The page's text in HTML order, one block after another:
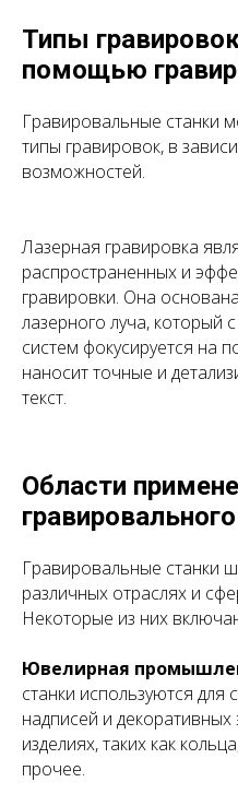
Типы
помощью
Гравировальные станки
типы гравировок, в
возможностей.
Лазерная гравировка
распространенных и
гравировки. Она
лазерного луча,
систем фокусируется на
наносит точные и
текст.
Области
Гравировальные станки
различных отраслях и
Некоторые из них
Ювелирная
станки используются для
надписей и
изделиях, таких как
прочее.